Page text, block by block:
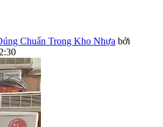
Chuẩn Trong Kho Nhựa bởi